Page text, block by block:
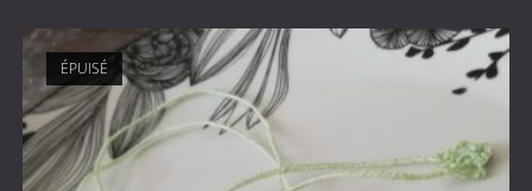
ÉPUISÉ